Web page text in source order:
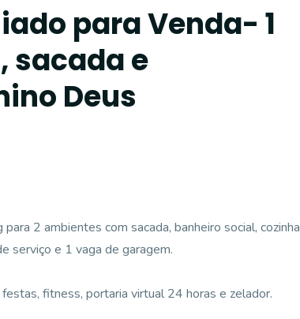
para Venda- 1
sacada e
Deus
2 ambientes com sacada, banheiro social, cozinha
serviço e 1 vaga de garagem.
fitness, portaria virtual 24 horas e zelador.